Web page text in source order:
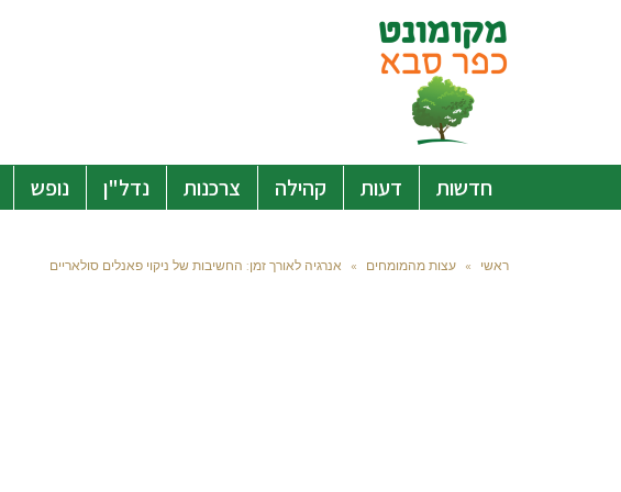
חדשות דעות קהילה צרכנות נדל"ן נופש
ראשי » עצות מהמומחים » אנרגיה לאורך זמן: החשיבות של ניקוי פאנלים סולאריים